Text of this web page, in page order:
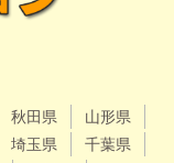
秋田県
山形県
埼玉県
千葉県